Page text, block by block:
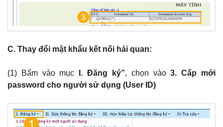
C. Thay đổi mật khẩu kết nối hải quan:
(1) Bấm vào mục I. Đăng ký”, chọn vào3. Cấp mới
password cho người sử dụng (User ID)